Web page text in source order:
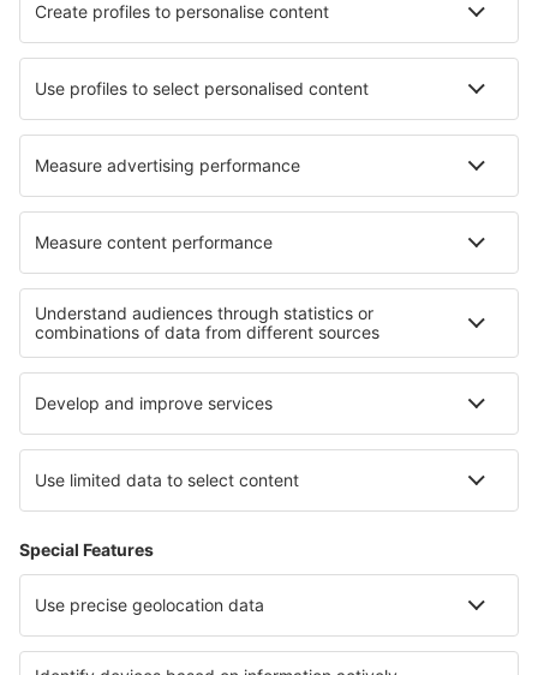
Hoteluri Urbe Hoteluri în Kengeja Hoteluri în Te Rapa
Hoteluri în Conchillas
Cele mai bune hoteluri - regiuni
Hoteluri în West Bohemian spa triangle Hoteluri in Vysocina
Hoteluri în Cehia Hoteluri in Moravian Slovakia
Hoteluri în Chrudimsko - Hlinecko
Hoteluri in Eastern Rhodopes Hoteluri in Costa de Valencia
Hoteluri în Flachau Hoteluri în Barbados